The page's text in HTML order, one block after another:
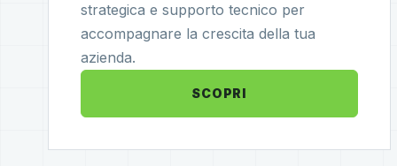
strategica e supporto tecnico per
accompagnare la crescita della tua
azienda.
SCOPRI